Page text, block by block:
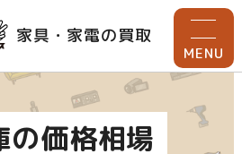
家具・家電の買取
MENU
の価格相場